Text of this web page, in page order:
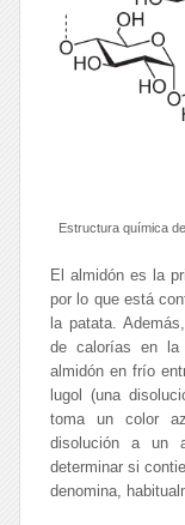
Estructura química
El almidón es la
por lo que está
la patata.
de calorías en la
almidón en frío
lugol (una
toma un color
disolución a un
determinar si
denomina,